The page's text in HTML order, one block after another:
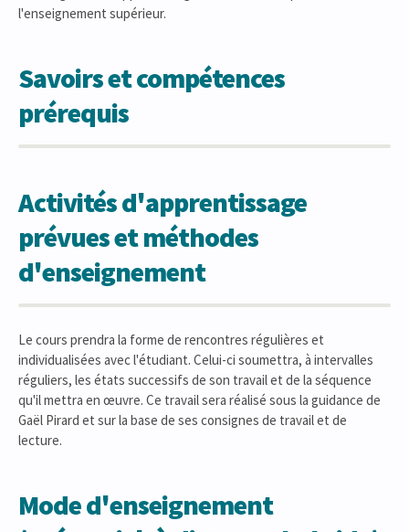
l'enseignement supérieur.
Savoirs et compétences
prérequis
Activités d'apprentissage
prévues et méthodes
d'enseignement
Le cours prendra la forme de rencontres régulières et
individualisées avec l'étudiant. Celui-ci soumettra, à intervalles
réguliers, les états successifs de son travail et de la séquence
qu'il mettra en œuvre. Ce travail sera réalisé sous la guidance de
Gaël Pirard et sur la base de ses consignes de travail et de
lecture.
Mode d'enseignement